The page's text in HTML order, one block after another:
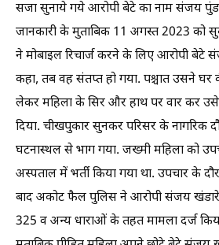
सजा सुनाये गये आरोपी बेटे का नाम संजय
जानकारी के मुताबिक 11 अगस्त 2023 को
ने मोबाइल रिचार्ज करने के लिए आरोपी बेटे
कहा, तब वह संतप्त हो गया. पश्चात उसने
लेकर महिला के सिर और हाथ पर वार कर
दिया. चीखपुकार सुनकर परिसर के नागरिक
घटनास्थल से भाग गया. जख्मी महिला को
अस्पताल में भर्ती किया गया था. उपचार के
बाद अकोट फैल पुलिस ने आरोपी संजय
325 व अन्य धाराओं के तहत मामला दर्ज